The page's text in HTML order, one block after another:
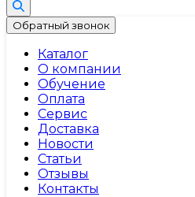
Обратный звонок
Каталог
О компании
Обучение
Оплата
Сервис
Доставка
Новости
Статьи
Отзывы
Контакты